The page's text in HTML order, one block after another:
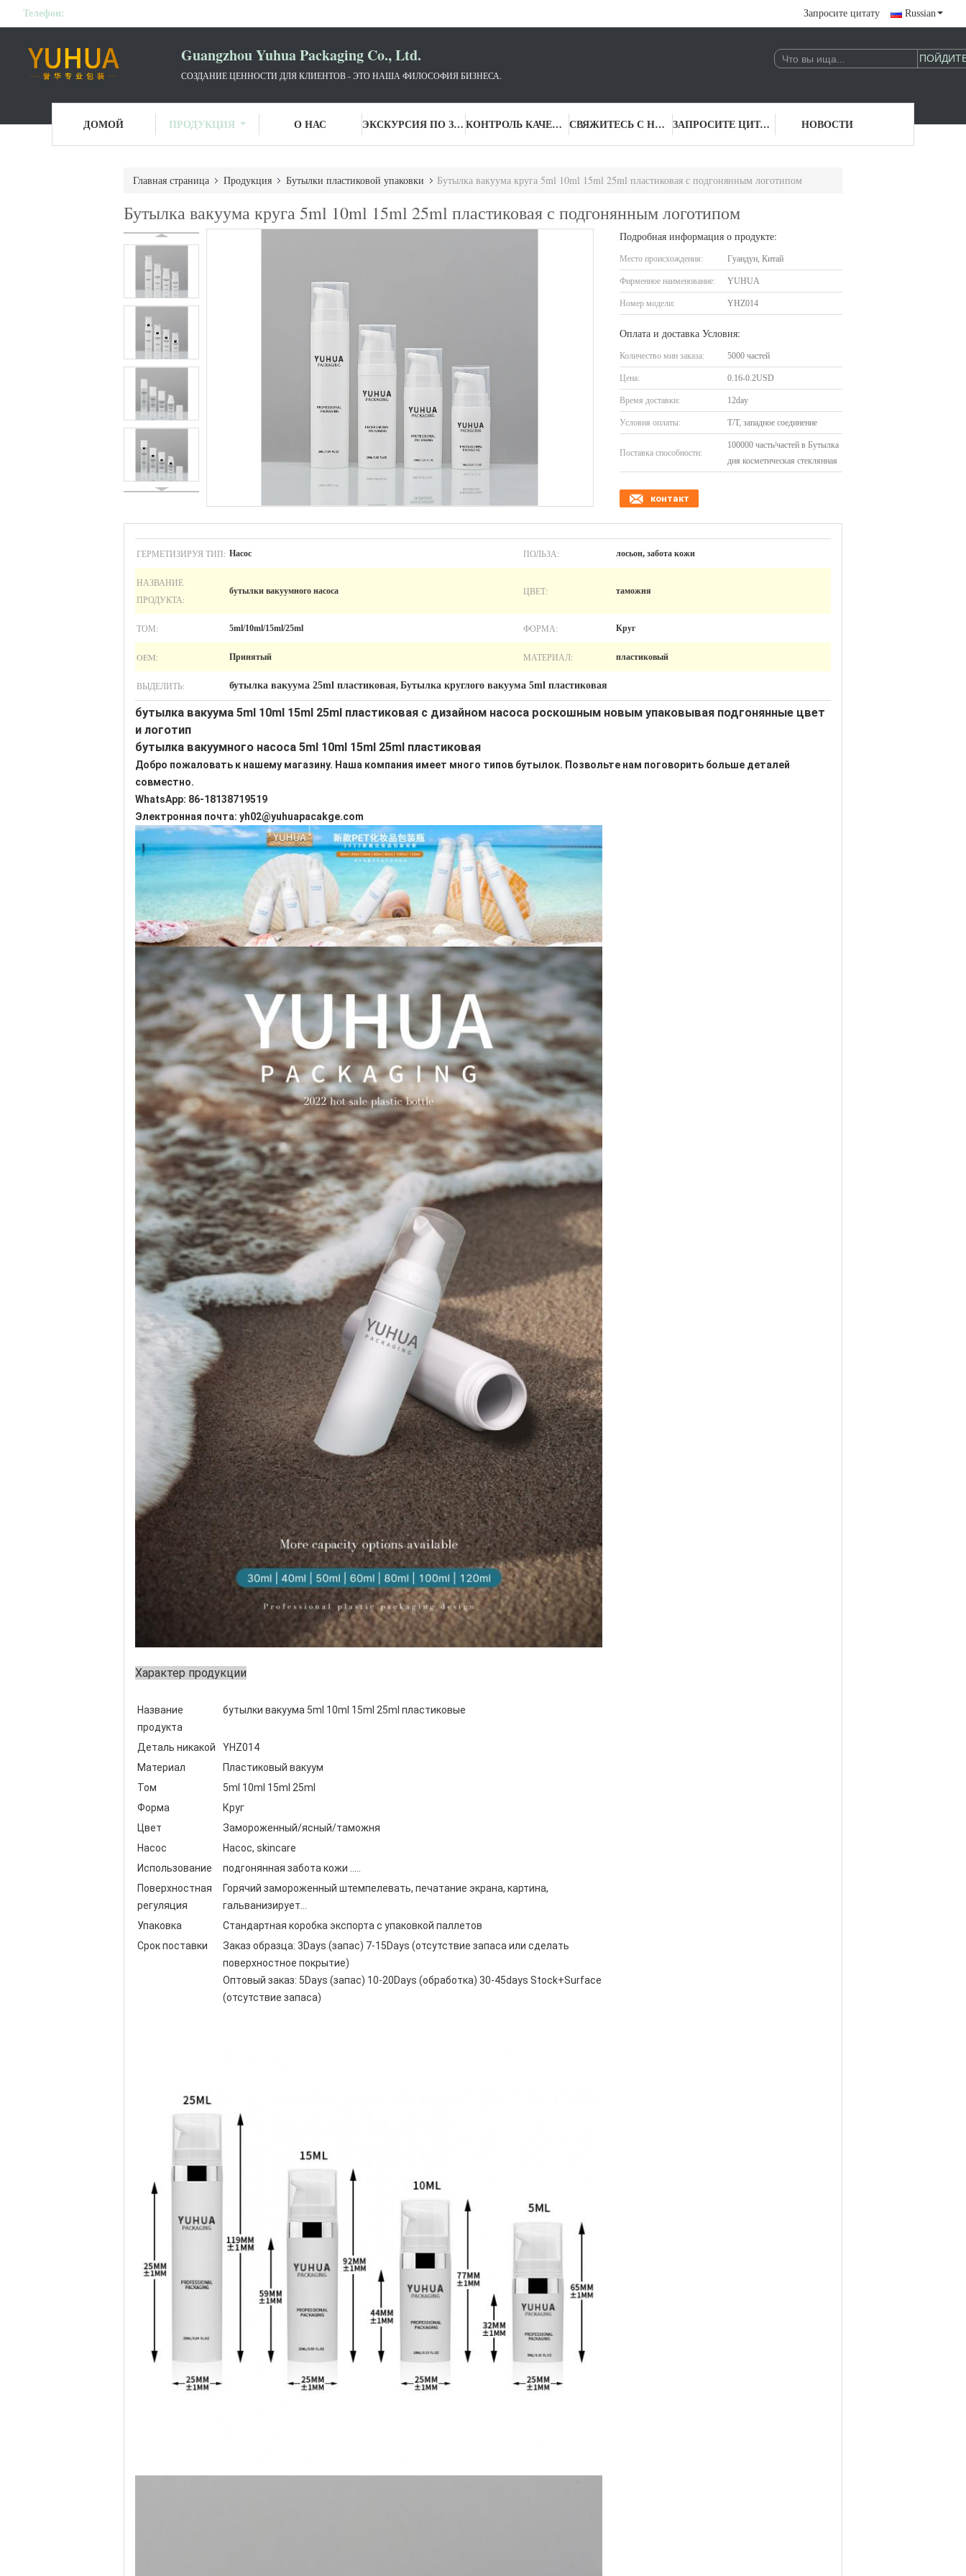
Телефон: Запросите цитату Russian
Guangzhou Yuhua Packaging Co., Ltd.
СОЗДАНИЕ ЦЕННОСТИ ДЛЯ КЛИЕНТОВ - ЭТО НАША ФИЛОСОФИЯ БИЗНЕСА.
ДОМОЙ ПРОДУКЦИЯ О НАС ЭКСКУРСИЯ ПО ЗАВОДУ КОНТРОЛЬ КАЧЕСТВА СВЯЖИТЕСЬ С НАМИ ЗАПРОСИТЕ ЦИТАТУ НОВОСТИ
Главная страница Продукция Бутылки пластиковой упаковки Бутылка вакуума круга 5ml 10ml 15ml 25ml пластиковая с подгонянным логотипом
Бутылка вакуума круга 5ml 10ml 15ml 25ml пластиковая с подгонянным логотипом
Подробная информация о продукте:
Место происхождения: Гуандун, Китай
Фирменное наименование: YUHUA
Номер модели: YHZ014
Оплата и доставка Условия:
Количество мин заказа: 5000 частей
Цена: 0.16-0.2USD
Время доставки: 12day
Условия оплаты: T/T, западное соединение
Поставка способности:
100000 часть/частей в Бутылка
дня косметическая стеклянная
контакт
ГЕРМЕТИЗИРУЯ ТИП: Насос ПОЛЬЗА: лосьон, забота кожи
НАЗВАНИЕ
ПРОДУКТА:
бутылки вакуумного насоса ЦВЕТ: таможня
ТОМ: 5ml/10ml/15ml/25ml ФОРМА: Круг
OEM: Принятый МАТЕРИАЛ: пластиковый
ВЫДЕЛИТЬ: бутылка вакуума 25ml пластиковая, Бутылка круглого вакуума 5ml пластиковая
бутылка вакуума 5ml 10ml 15ml 25ml пластиковая с дизайном насоса роскошным новым упаковывая подгонянные цвет
и логотип
бутылка вакуумного насоса 5ml 10ml 15ml 25ml пластиковая
Добро пожаловать к нашему магазину. Наша компания имеет много типов бутылок. Позвольте нам поговорить больше деталей
совместно.
WhatsApp: 86-18138719519
Электронная почта: yh02@yuhuapacakge.com
Характер продукции
Название
продукта
бутылки вакуума 5ml 10ml 15ml 25ml пластиковые
Деталь никакой
YHZ014
Материал
Пластиковый вакуум
Том
5ml 10ml 15ml 25ml
Форма
Круг
Цвет
Замороженный/ясный/таможня
Насос
Насос, skincare
Использование
подгонянная забота кожи .....
Поверхностная
регуляция
Горячий замороженный штемпелевать, печатание экрана, картина,
гальванизирует…
Упаковка
Стандартная коробка экспорта с упаковкой паллетов
Срок поставки
Заказ образца: 3Days (запас) 7-15Days (отсутствие запаса или сделать
поверхностное покрытие)
Оптовый заказ: 5Days (запас) 10-20Days (обработка) 30-45days Stock+Surface
(отсутствие запаса)